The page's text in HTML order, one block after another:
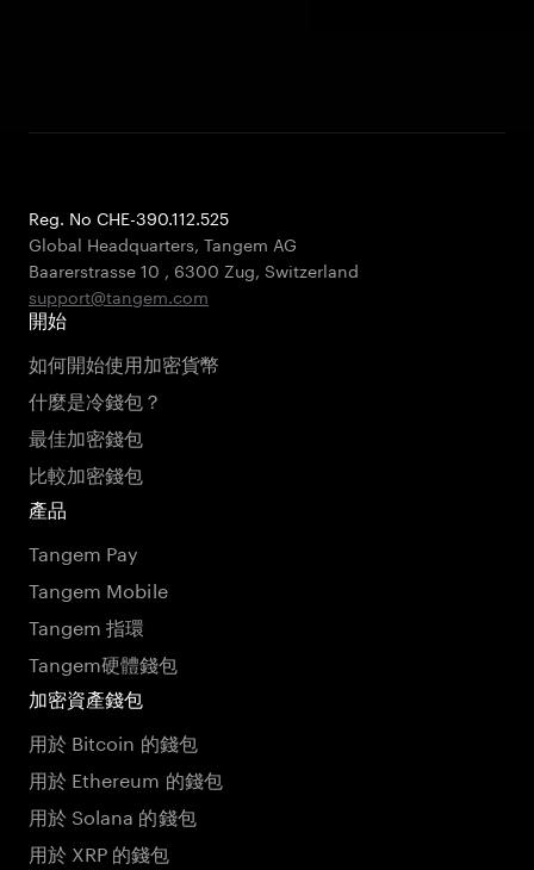
Reg. No CHE-390.112.525
Global Headquarters, Tangem AG
Baarerstrasse 10 , 6300 Zug, Switzerland
support@tangem.com
開始
如何開始使用加密貨幣
什麼是冷錢包？
最佳加密錢包
比較加密錢包
產品
Tangem Pay
Tangem Mobile
Tangem 指環
Tangem硬體錢包
加密資產錢包
用於 Bitcoin 的錢包
用於 Ethereum 的錢包
用於 Solana 的錢包
用於 XRP 的錢包